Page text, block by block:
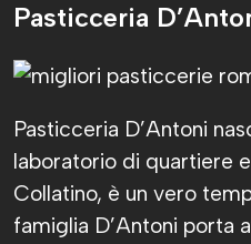
Pasticceria
Pasticceria D’Antoni
laboratorio di quartiere
Collatino, è un vero
famiglia D’Antoni porta